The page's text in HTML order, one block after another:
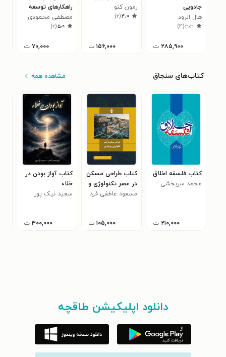
جادویی
هال الرود
۳٫۳(۴)
۲۸۵,۹۰۰ ت
رمون کنو
۴٫۰(۲)
۱۵۶,۰۰۰ ت
راهکارهای توسعه
گردشگری در
کشورهای اسلامی
مصطفی محمودی
۵٫۰(۲)
۷۰,۰۰۰ ت
کتاب‌های سنجاق مشاهده همه
کتاب فلسفه اخلاق
محمد سربخشی
۲۱۰,۰۰۰ ت
کتاب طراحی مسکن
در عصر تکنولوژی و
بوم گرایی
مسعود عاطفی فرد
۱۰۵,۰۰۰ ت
کتاب آواز بودن در
خلاء
سعید نیک پور
۳۰۰,۰۰۰ ت
دانلود اپلیکیشن طاقچه